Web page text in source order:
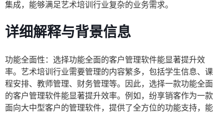
集成，能够满足艺术培训行业复杂的业务需求。
详细解释与背景信息
功能全面性：选择功能全面的客户管理软件能显著提升效
率。艺术培训行业需要管理的内容繁多，包括学生信息、课
程安排、教师管理、财务管理等。因此，选择一款功能全面
的客户管理软件能显著提升效率。例如，纷享销客作为一款
面向大中型客户的管理软件，提供了全方位的功能支持，能